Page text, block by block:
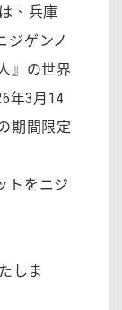
、兵庫
ゲンノ
』の世界
年3月14
期間限定
トをニジ
しま